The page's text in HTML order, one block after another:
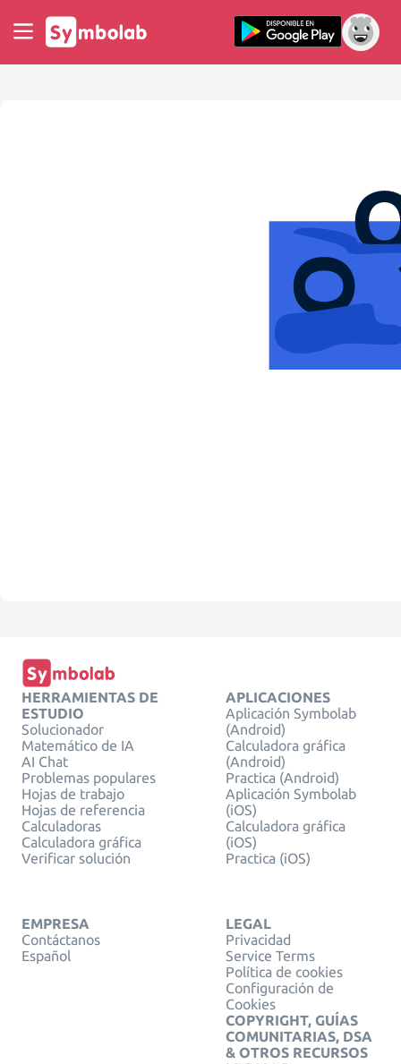
HERRAMIENTAS DE
ESTUDIO
Solucionador
Matemático de IA
AI Chat
Problemas populares
Hojas de trabajo
Hojas de referencia
Calculadoras
Calculadora gráfica
Verificar solución
APLICACIONES
Aplicación Symbolab
(Android)
Calculadora gráfica
(Android)
Practica (Android)
Aplicación Symbolab
(iOS)
Calculadora gráfica
(iOS)
Practica (iOS)
EMPRESA
Contáctanos
Español
LEGAL
Privacidad
Service Terms
Política de cookies
Configuración de
Cookies
COPYRIGHT, GUÍAS
COMUNITARIAS, DSA
& OTROS RECURSOS